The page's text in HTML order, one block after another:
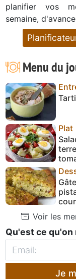
planifier vos
semaine,
Menu du
Plat
Voir les
Qu'est ce qu'on
Je